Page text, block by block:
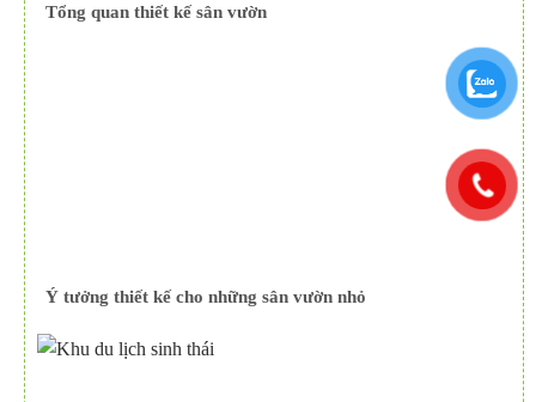
Tổng quan thiết kế sân vườn
Ý tưởng thiết kế cho những sân vườn nhỏ